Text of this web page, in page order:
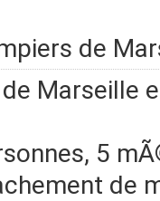
de
Marseille
5
de